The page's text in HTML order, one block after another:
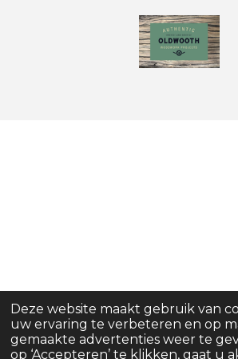
Deze website maakt gebruik van
uw ervaring te verbeteren en op
gemaakte advertenties weer te
op ‘Accepteren’ te klikken, gaat u